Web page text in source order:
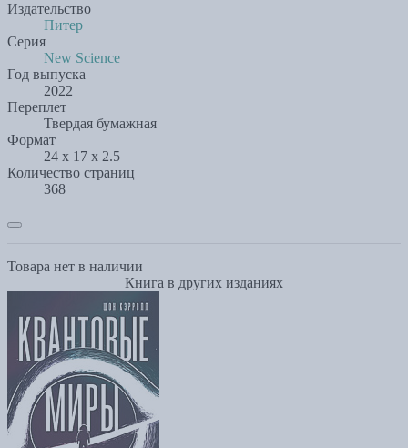
Издательство
Питер
Серия
New Science
Год выпуска
2022
Переплет
Твердая бумажная
Формат
24 x 17 x 2.5
Количество страниц
368
Товара нет в наличии
Книга в других изданиях